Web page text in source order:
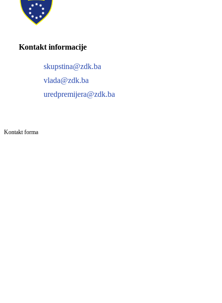
Kontakt informacije
skupstina@zdk.ba
vlada@zdk.ba
uredpremijera@zdk.ba
Kontakt forma